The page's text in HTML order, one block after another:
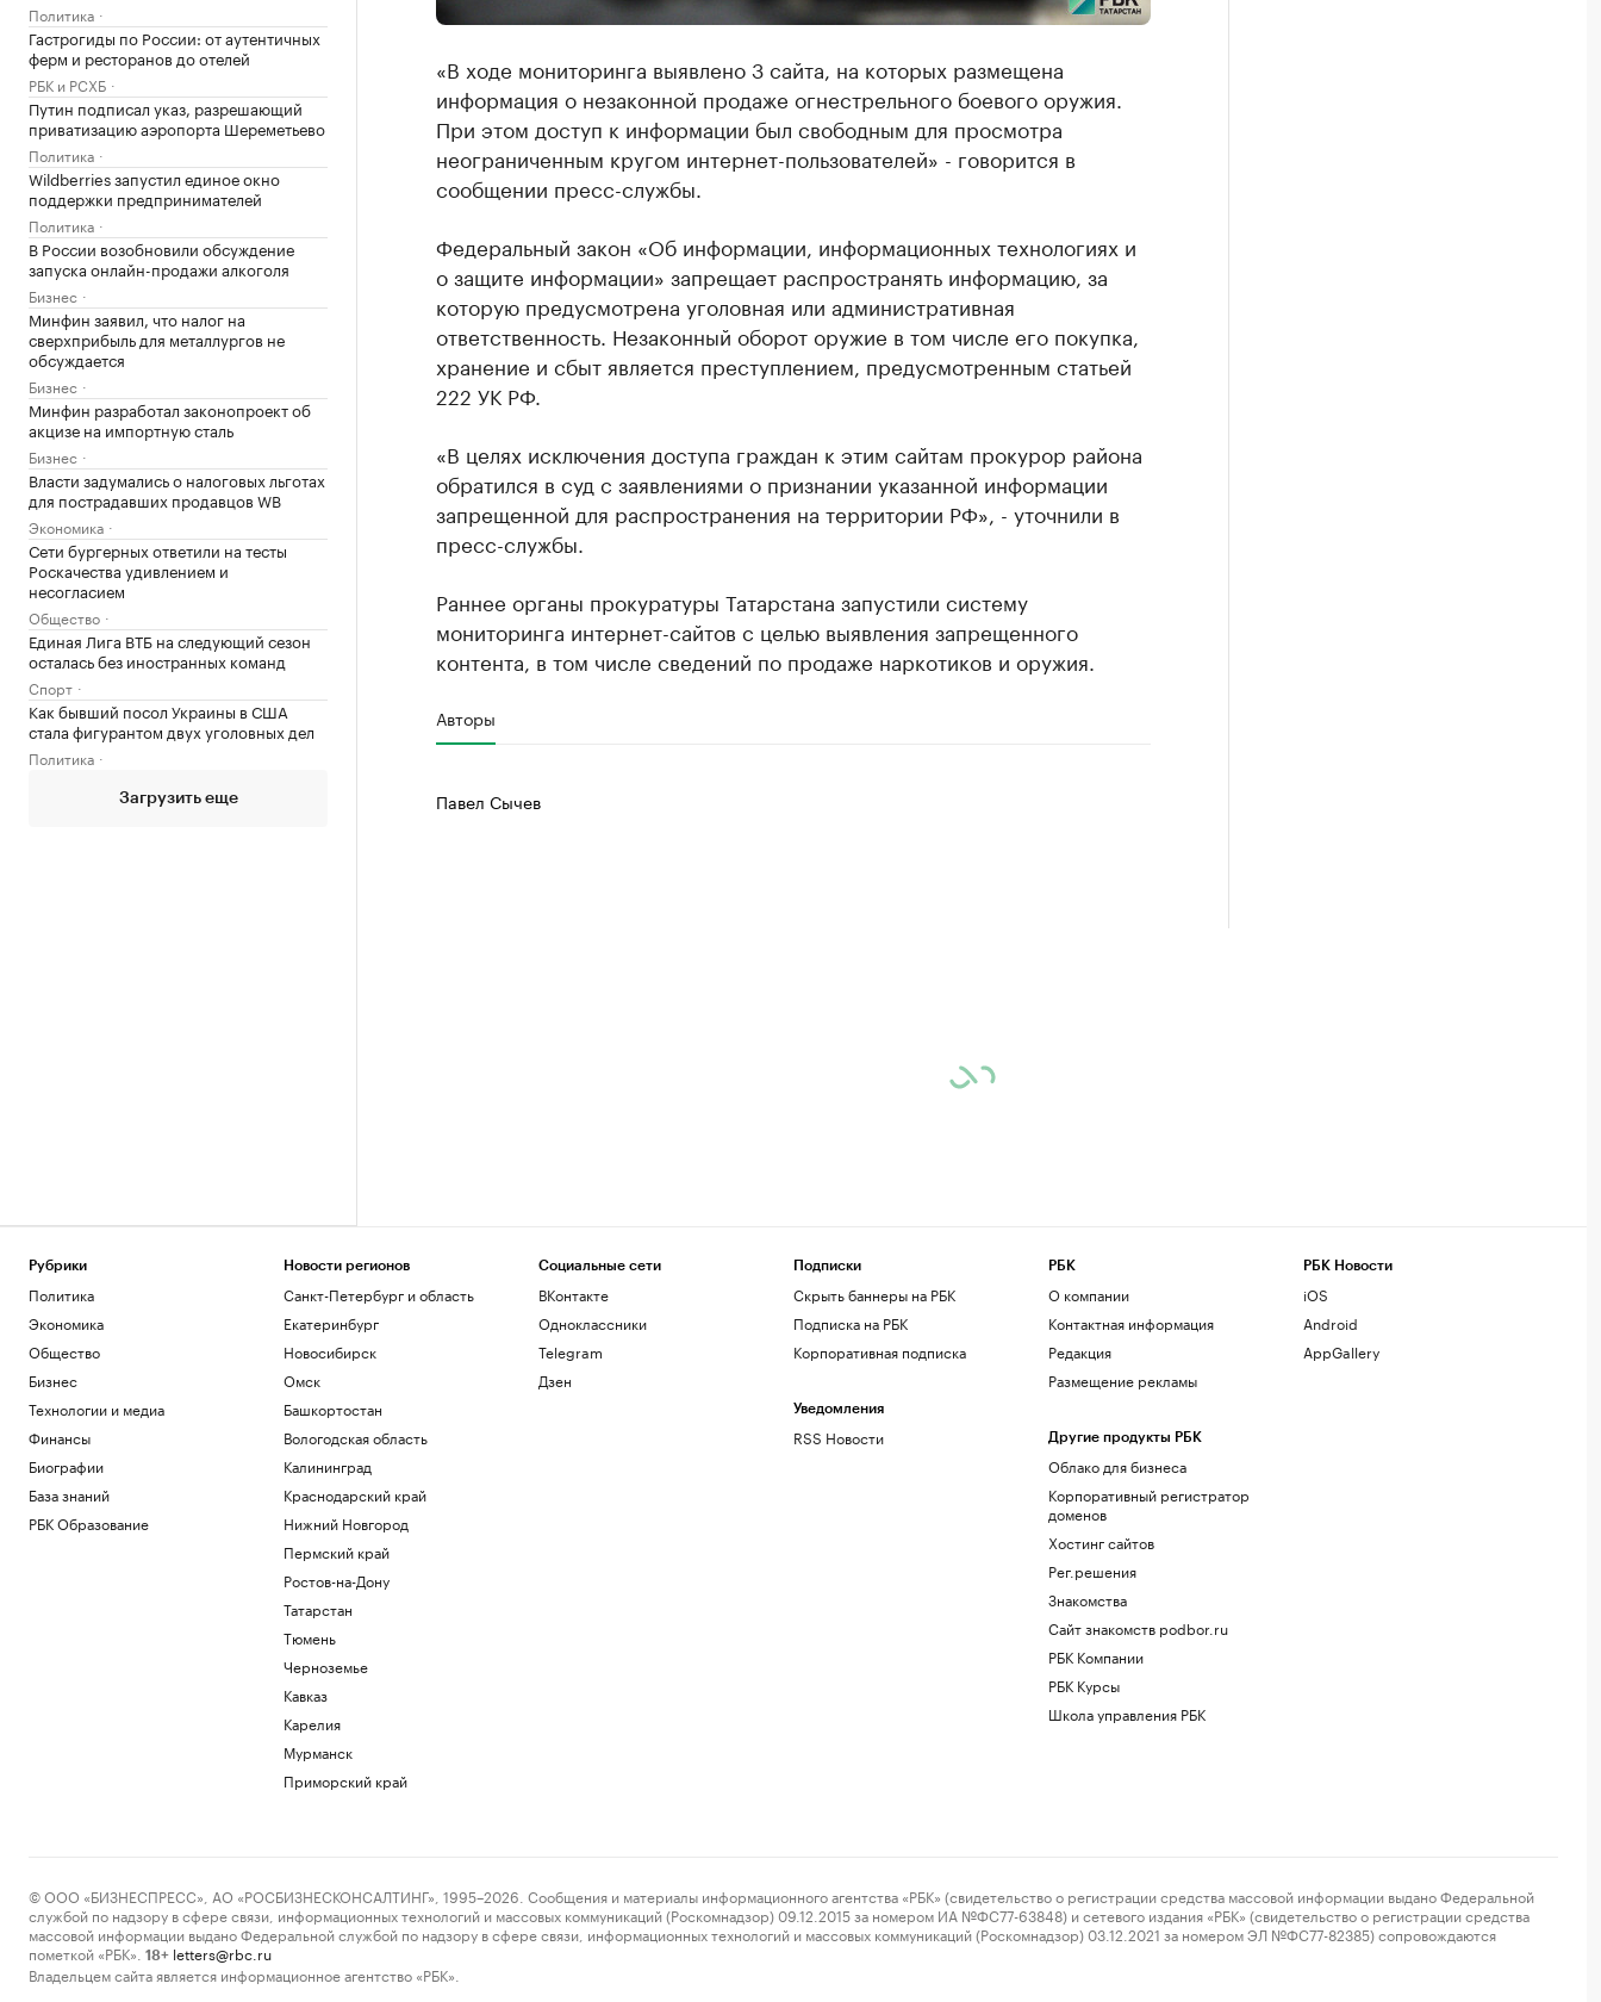
Политика
Гастрогиды по России: от аутентичных
ферм и ресторанов до отелей
РБК и РСХБ
Путин подписал указ, разрешающий
приватизацию аэропорта Шереметьево
Политика
Wildberries запустил единое окно
поддержки предпринимателей
Политика
В России возобновили обсуждение
запуска онлайн-продажи алкоголя
Бизнес
Минфин заявил, что налог на
сверхприбыль для металлургов не
обсуждается
Бизнес
Минфин разработал законопроект об
акцизе на импортную сталь
Бизнес
Власти задумались о налоговых льготах
для пострадавших продавцов WB
Экономика
Сети бургерных ответили на тесты
Роскачества удивлением и
несогласием
Общество
Единая Лига ВТБ на следующий сезон
осталась без иностранных команд
Спорт
Как бывший посол Украины в США
стала фигурантом двух уголовных дел
Политика
Загрузить еще
«В ходе мониторинга выявлено 3 сайта, на которых размещена
информация о незаконной продаже огнестрельного боевого оружия.
При этом доступ к информации был свободным для просмотра
неограниченным кругом интернет-пользователей» - говорится в
сообщении пресс-службы.
Федеральный закон «Об информации, информационных технологиях и
о защите информации» запрещает распространять информацию, за
которую предусмотрена уголовная или административная
ответственность. Незаконный оборот оружие в том числе его покупка,
хранение и сбыт является преступлением, предусмотренным статьей
222 УК РФ.
«В целях исключения доступа граждан к этим сайтам прокурор района
обратился в суд с заявлениями о признании указанной информации
запрещенной для распространения на территории РФ», - уточнили в
пресс-службы.
Раннее органы прокуратуры Татарстана запустили систему
мониторинга интернет-сайтов с целью выявления запрещенного
контента, в том числе сведений по продаже наркотиков и оружия.
Авторы
Павел Сычев
Рубрики
Политика
Экономика
Общество
Бизнес
Технологии и медиа
Финансы
Биографии
База знаний
РБК Образование
Новости регионов
Санкт-Петербург и область
Екатеринбург
Новосибирск
Омск
Башкортостан
Вологодская область
Калининград
Краснодарский край
Нижний Новгород
Пермский край
Ростов-на-Дону
Татарстан
Тюмень
Черноземье
Кавказ
Карелия
Мурманск
Приморский край
Социальные сети
ВКонтакте
Одноклассники
Telegram
Дзен
Подписки
Скрыть баннеры на РБК
Подписка на РБК
Корпоративная подписка
Уведомления
RSS Новости
РБК
О компании
Контактная информация
Редакция
Размещение рекламы
Другие продукты РБК
Облако для бизнеса
Корпоративный регистратор
доменов
Хостинг сайтов
Рег.решения
Знакомства
Сайт знакомств podbor.ru
РБК Компании
РБК Курсы
Школа управления РБК
РБК Новости
iOS
Android
AppGallery
© ООО «БИЗНЕСПРЕСС», АО «РОСБИЗНЕСКОНСАЛТИНГ», 1995–2026. Сообщения и материалы информационного агентства «РБК» (свидетельство о регистрации средства массовой информации выдано Федеральной
службой по надзору в сфере связи, информационных технологий и массовых коммуникаций (Роскомнадзор) 09.12.2015 за номером ИА №ФС77-63848) и сетевого издания «РБК» (свидетельство о регистрации средства
массовой информации выдано Федеральной службой по надзору в сфере связи, информационных технологий и массовых коммуникаций (Роскомнадзор) 03.12.2021 за номером ЭЛ №ФС77-82385) сопровождаются
пометкой «РБК».
18+ letters@rbc.ru
Владельцем сайта является информационное агентство «РБК».